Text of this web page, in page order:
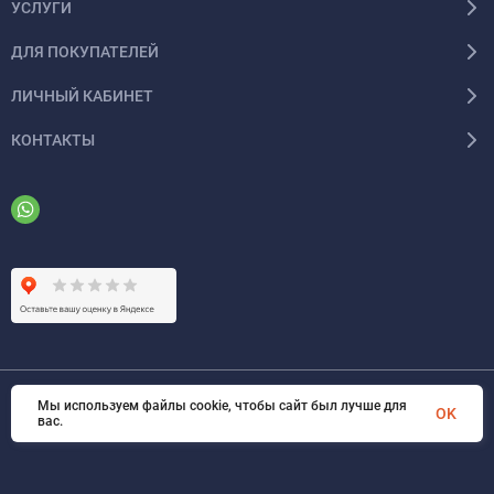
УСЛУГИ
ДЛЯ ПОКУПАТЕЛЕЙ
ЛИЧНЫЙ КАБИНЕТ
КОНТАКТЫ
© 2026 ООО «ФАЗИНЖИНИРИНГ». Все права защищены
Мы используем файлы cookie, чтобы сайт был лучше для
вас.
OK